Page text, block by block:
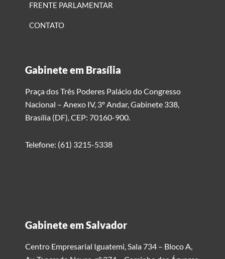
FRENTE PARLAMENTAR
CONTATO
Gabinete em Brasília
Praça dos Três Poderes Palácio do Congresso
Nacional – Anexo IV, 3º Andar, Gabinete 338,
Brasília (DF), CEP: 70160-900.
Telefone: (61) 3215-5338
Gabinete em Salvador
Centro Empresarial Iguatemi, Sala 734 – Bloco A,